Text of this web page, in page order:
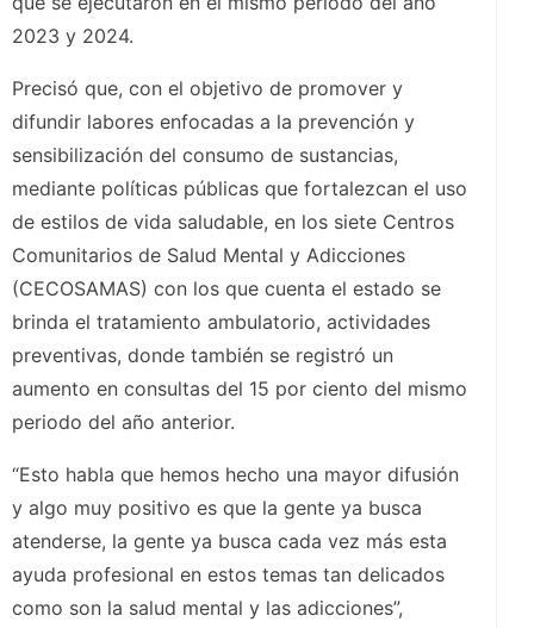
2023 y 2024.
Precisó que, con el objetivo de promover y
difundir labores enfocadas a la prevención y
sensibilización del consumo de sustancias,
mediante políticas públicas que fortalezcan el uso
de estilos de vida saludable, en los siete Centros
Comunitarios de Salud Mental y Adicciones
(CECOSAMAS) con los que cuenta el estado se
brinda el tratamiento ambulatorio, actividades
preventivas, donde también se registró un
aumento en consultas del 15 por ciento del mismo
periodo del año anterior.
“Esto habla que hemos hecho una mayor difusión
y algo muy positivo es que la gente ya busca
atenderse, la gente ya busca cada vez más esta
ayuda profesional en estos temas tan delicados
como son la salud mental y las adicciones”,